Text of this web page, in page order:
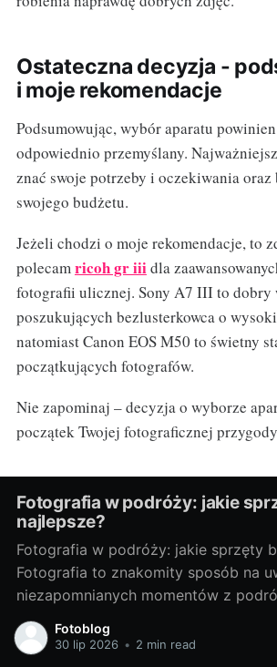
Ostateczna decyzja -
i moje rekomendacje
Podsumowując, wybór aparatu
odpowiednio przemyślany.
znać swoje potrzeby i oczekiwania oraz
swojego budżetu.
Jeżeli chodzi o moje rekomendacje, to
polecamricoh gr iiidla
fotografii ulicznej. Sony A7 III to dobry
poszukujących bezlusterkowca o
natomiast Canon EOS M50 to świetny
początkujących fotografów.
Nie zapominaj – decyzja o wyborze
początek Twojej fotograficznej
Fotografia w podróży: jakie
najlepsze?
Fotografia w podróży: jakie sprzęty
Fotografia to znakomity sposób na
niezapomnianych momentów z
sprzęt fotograficzny to klucz do
doskonałych zdjęć. Poniżej
Fotoblog
30 lip 2026 • 2 min read